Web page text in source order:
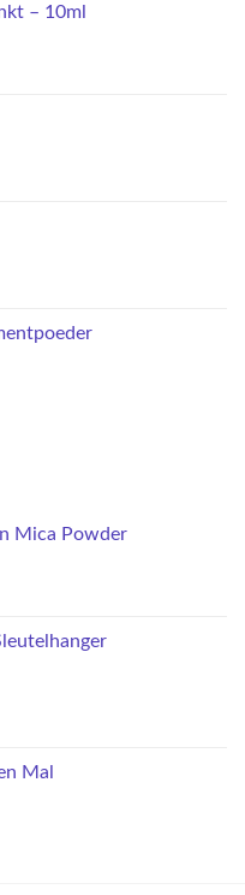
– 10ml
Mica Powder
Mal